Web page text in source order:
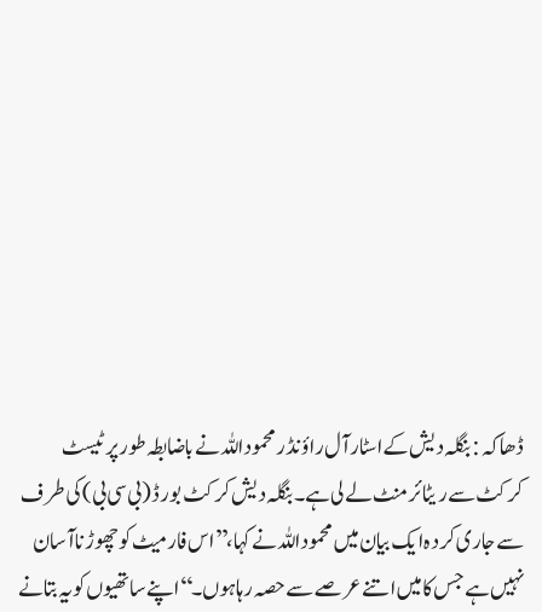
ڈھاکہ: بنگلہ دیش کے اسٹار آل راؤنڈر محمود اللہ نے باضابطہ طور پر ٹیسٹ
کرکٹ سے ریٹائرمنٹ لے لی ہے۔ بنگلہ دیش کرکٹ بورڈ (بی سی بی) کی طرف
سے جاری کردہ ایک بیان میں محمود اللہ نے کہا، ’’اس فارمیٹ کو چھوڑنا آسان
نہیں ہے جس کا میں اتنے عرصے سے حصہ رہا ہوں۔‘‘اپنے ساتھیوں کو یہ بتانے